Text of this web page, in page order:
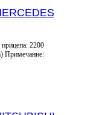
2200
Примечание: